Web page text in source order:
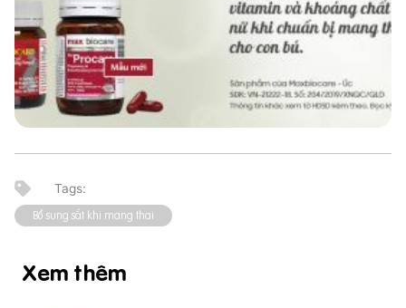
Bổ sung sắt khi mang thai
Xem thêm